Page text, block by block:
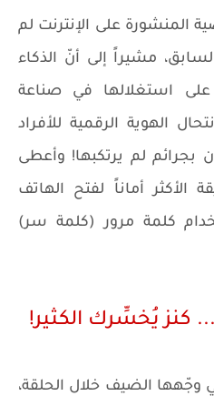
المنشورة على الإنترنت لم
مشيراً إلى أنّ الذكاء
استغلالها في صناعة
الهوية الرقمية للأفراد
بجرائم لم يرتكبها! وأعطى
الأكثر أماناً لفتح الهاتف
كلمة مرور (كلمة سر)
كنز يُخسِّرك الكثير!
وجّهها الضيف خلال الحلقة،